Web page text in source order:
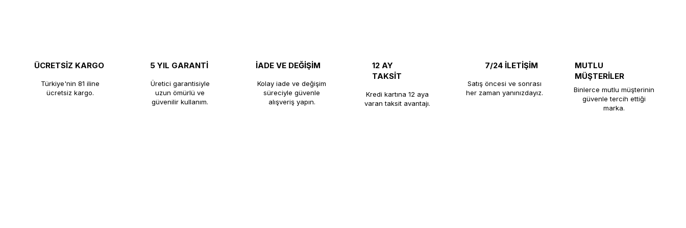
ÜCRETSİZ KARGO
Türkiye'nin 81 iline
ücretsiz kargo.
5 YIL GARANTİ
Üretici garantisiyle
uzun ömürlü ve
güvenilir kullanım.
İADE VE DEĞİŞİM
Kolay iade ve değişim
süreciyle güvenle
alışveriş yapın.
12 AY
TAKSİT
Kredi kartına 12 aya
varan taksit avantajı.
7/24 İLETİŞİM
Satış öncesi ve sonrası
her zaman yanınızdayız.
MUTLU
MÜŞTERİLER
Binlerce mutlu müşterinin
güvenle tercih ettiği
marka.